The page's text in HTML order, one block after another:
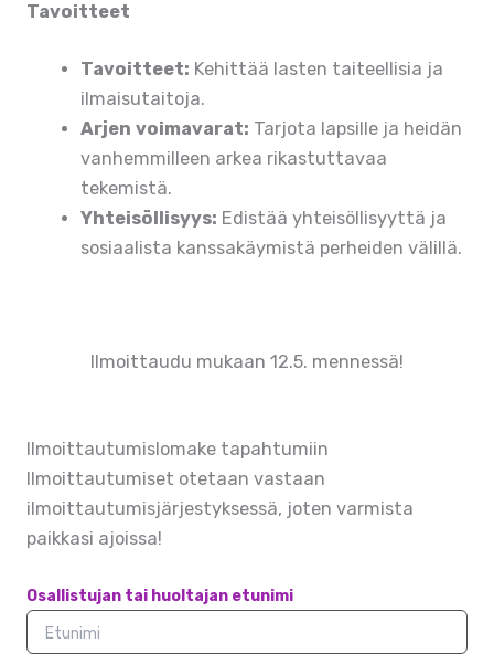
Tavoitteet
Tavoitteet: Kehittää lasten taiteellisia ja
ilmaisutaitoja.
Arjen voimavarat: Tarjota lapsille ja heidän
vanhemmilleen arkea rikastuttavaa
tekemistä.
Yhteisöllisyys: Edistää yhteisöllisyyttä ja
sosiaalista kanssakäymistä perheiden välillä.
Ilmoittaudu mukaan 12.5. mennessä!
Ilmoittautumislomake tapahtumiin
Ilmoittautumiset otetaan vastaan
ilmoittautumisjärjestyksessä, joten varmista
paikkasi ajoissa!
Osallistujan tai huoltajan etunimi